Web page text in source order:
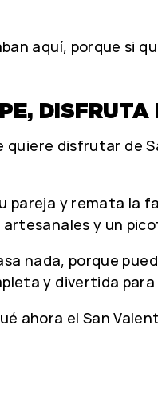
aquí, porque si
quiere disfrutar de
pareja y remata la
artesanales y un
nada, porque
y divertida
ahora el San